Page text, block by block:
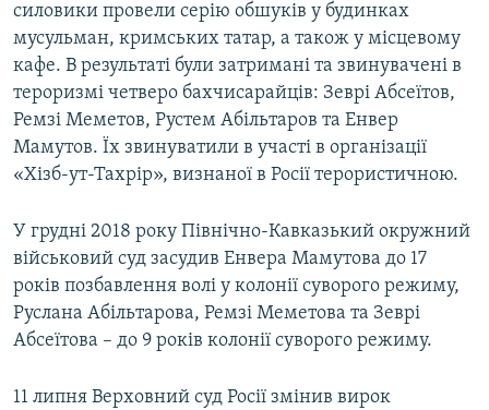
силовики провели серію обшуків у будинках
мусульман, кримських татар, а також у місцевому
кафе. В результаті були затримані та звинувачені в
тероризмі четверо бахчисарайців: Зеврі Абсеїтов,
Ремзі Меметов, Рустем Абільтаров та Енвер
Мамутов. Їх звинуватили в участі в організації
«Хізб-ут-Тахрір», визнаної в Росії терористичною.
У грудні 2018 року Північно-Кавказький окружний
військовий суд засудив Енвера Мамутова до 17
років позбавлення волі у колонії суворого режиму,
Руслана Абільтарова, Ремзі Меметова та Зеврі
Абсеїтова – до 9 років колонії суворого режиму.
11 липня Верховний суд Росії змінив вирок